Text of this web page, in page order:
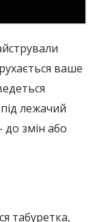
ваше
лежачий
до змін або
табуретка,